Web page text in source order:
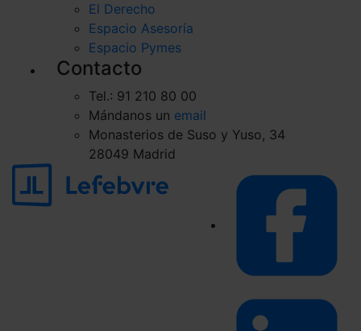
El Derecho
Espacio Asesoría
Espacio Pymes
Contacto
Tel.: 91 210 80 00
Mándanos un email
Monasterios de Suso y Yuso, 34
28049 Madrid